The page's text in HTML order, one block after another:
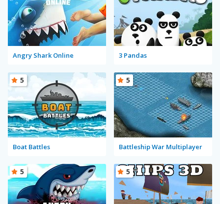
Angry Shark Online 3 Pandas
Boat Battles
5
Battleship War Multiplayer
5
5 5